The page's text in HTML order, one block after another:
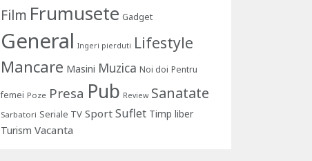
Film Frumusete Gadget
General Ingeri pierduti Lifestyle
Mancare Masini Muzica Noi doi Pentru
femei Poze Presa Pub Review Sanatate
Sarbatori Seriale TV Sport Suflet Timp liber
Turism Vacanta